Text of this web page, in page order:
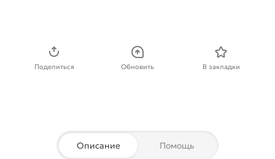
Поделиться Обновить В закладки
Описание Помощь